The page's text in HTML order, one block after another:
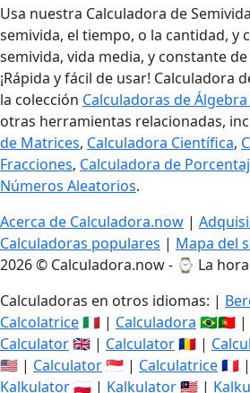
Usa nuestra Calculadora de
semivida, el tiempo, o la cantidad, y
semivida, vida media, y constante
¡Rápida y fácil de usar! Calculadora
la colección Calculadoras de
otras herramientas relacionadas,
de Matrices, Calculadora Científica,
Fracciones, Calculadora de
Números Aleatorios.
Acerca de Calculadora.now |
Calculadoras populares | Mapa del
2026 © Calculadora.now - ⌚ La
Calculadoras en otros idiomas: |
Calcolatrice🇮🇹 | Calculadora 🇧🇷🇵🇹 |
Calculator🇬🇧 | Calculator🇷🇴 |
🇺🇸 | Calculator🇸🇬 | Calculatrice🇫🇷 |
Kalkulator🇵🇱 | Kalkulator🇲🇾 |